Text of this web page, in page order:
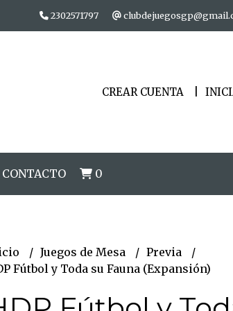
2302571797
CREAR CUENTA
CONTACTO 0
Juegos de Mesa
Previa
Fútbol y Toda su Fauna (Expansión)